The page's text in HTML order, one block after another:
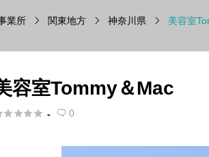
業所 関東地方 神奈川県 美容室
容室Tommy＆Mac
 -  0